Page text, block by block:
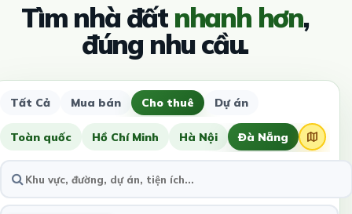
Tìm nhà đấtnhanh hơn,
đúng nhu cầu.
Tất Cả Mua bán Cho thuê Dự án
Toàn quốc Hồ Chí Minh Hà Nội Đà Nẵng